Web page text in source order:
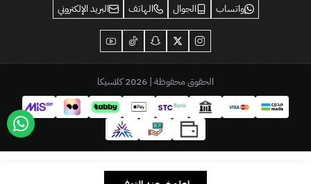
واتساب الجوال الهاتف البريد الإلكتروني
الحقوق محفوظة | 2026 كلاسيكا